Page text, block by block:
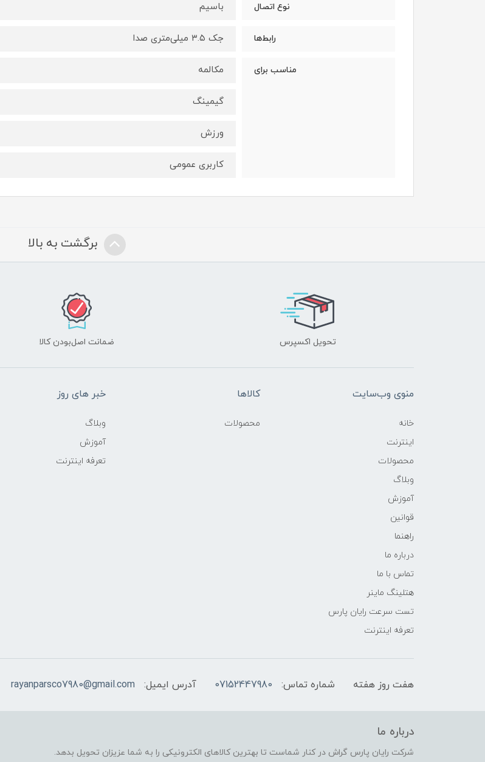
نوع اتصال باسیم
رابط‌ها جک ۳.۵ میلی‌متری صدا
مناسب برای مکالمه
گیمینگ
ورزش
کاربری عمومی
برگشت به بالا
تحویل اکسپرس ضمانت اصل‌بودن کالا
منوی وب‌سایت
خانه
اینترنت
محصولات
وبلاگ
آموزش
قوانین
راهنما
درباره ما
تماس با ما
هتلینگ ماینر
تست سرعت رایان پارس
تعرفه اینترنت
کالاها
محصولات
خبر های روز
وبلاگ
آموزش
تعرفه اینترنت
هفت روز هفته شماره تماس: 07152447980 آدرس ایمیل: rayanparsco7980@gmail.com
درباره ما
شرکت رایان پارس گراش در کنار شماست تا بهترین کالاهای الکترونیکی را به شما عزیزان تحویل بدهد.